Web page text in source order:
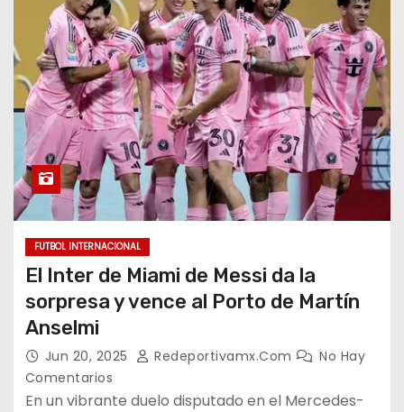
FUTBOL INTERNACIONAL
El Inter de Miami de Messi da la
sorpresa y vence al Porto de Martín
Anselmi
Jun 20, 2025 Redeportivamx.com
No Hay
Comentarios
En un vibrante duelo disputado en el Mercedes-